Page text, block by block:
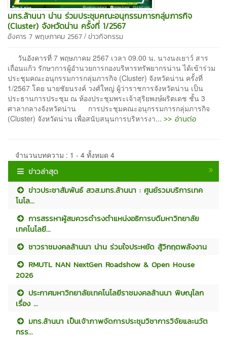
มทร.ล้านนา น่าน ร่วมประชุมคณะอนุกรรมการกลุ่มภารกิจ
(Cluster) จังหวัดน่าน ครั้งที่ 1/2567
อังคาร 7 พฤษภาคม 2567 / ข่าวกิจกรรม
วันอังคารที่ 7 พฤษภาคม 2567 เวลา 09.00 น. นางนงเยาว์ สาร
เถื่อนแก้ว รักษาการผู้อำนวยการกองบริหารทรัพยากรน่าน ได้เข้าร่วม
ประชุมคณะอนุกรรมการกลุ่มภารกิจ (Cluster) จังหวัดน่าน ครั้งที่
1/2567 โดย นายชัยนรงค์ วงศ์ใหญ่ ผู้ว่าราชการจังหวัดน่าน เป็น
ประธานการประชุม ณ ห้องประชุมพระเจ้าสุริยพงษ์ผริตเดช ชั้น 3
ศาลากลางจังหวัดน่าน การประชุมคณะอนุกรรมการกลุ่มภารกิจ
(Cluster) จังหวัดน่าน เพื่อสนับสนุนการบริหารงา... >> อ่านต่อ
จำนวนบทความ : 1 - 4 ทั้งหมด 4
ข่าวล่าสุด
ข่าวประชาสัมพันธ์ สวส.มทร.ล้านนา : ศูนย์รวมบริการเทค
โนโล...
การสรรหาผู้สมควรดำรงตำแหน่งอธิการบดีมหาวิทยาลัย
เทคโนโลยี...
ชาวราชมงคลล้านนา น่าน ร่วมใจประหยัด สู้วิกฤตพลังงาน
RMUTL NAN NextGen Roadshow & Open House
2026
ประกาศมหาวิทยาลัยเทคโนโลยีราชมงคลล้านนา พิษณุโลก
เรื่อง ...
มทร.ล้านนา เป็นเจ้าภาพจัดการประชุมวิชาการวิจัยและนวัต
กรร...